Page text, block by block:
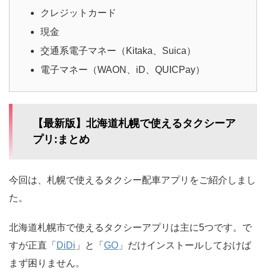
クレジットカード
現金
交通系電子マネー（Kitaka、Suica）
電子マネー（WAON、iD、QUICPay）
【最新版】北海道札幌で使えるタクシーア
プリ:まとめ
今回は、札幌で使えるタクシー配車アプリをご紹介しまし
た。
北海道札幌市で使えるタクシーアプリは主に5つです。で
すが正直「 DiDi 」と「 GO 」だけインストールしておけば
まず困りません。